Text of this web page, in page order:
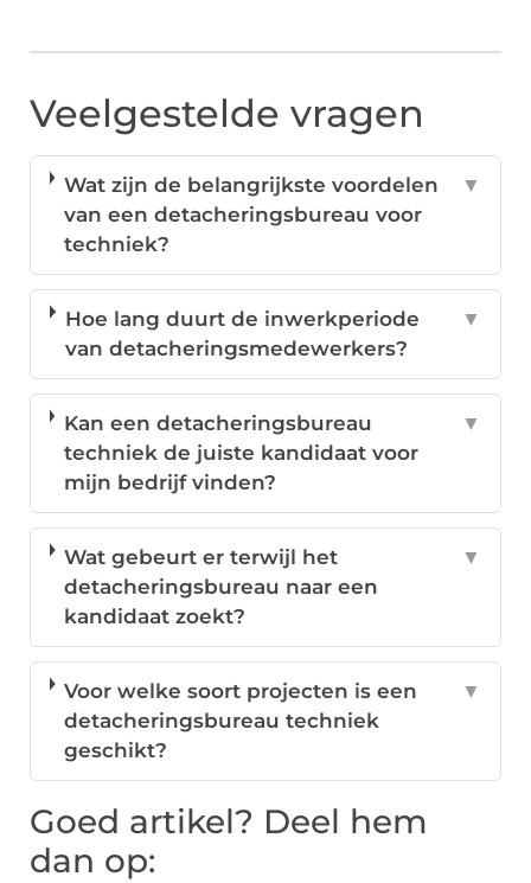
Veelgestelde vragen
Wat zijn de belangrijkste voordelen
van een detacheringsbureau voor
techniek?
▼
Hoe lang duurt de inwerkperiode
van detacheringsmedewerkers?
▼
Kan een detacheringsbureau
techniek de juiste kandidaat voor
mijn bedrijf vinden?
▼
Wat gebeurt er terwijl het
detacheringsbureau naar een
kandidaat zoekt?
▼
Voor welke soort projecten is een
detacheringsbureau techniek
geschikt?
▼
Goed artikel? Deel hem
dan op: